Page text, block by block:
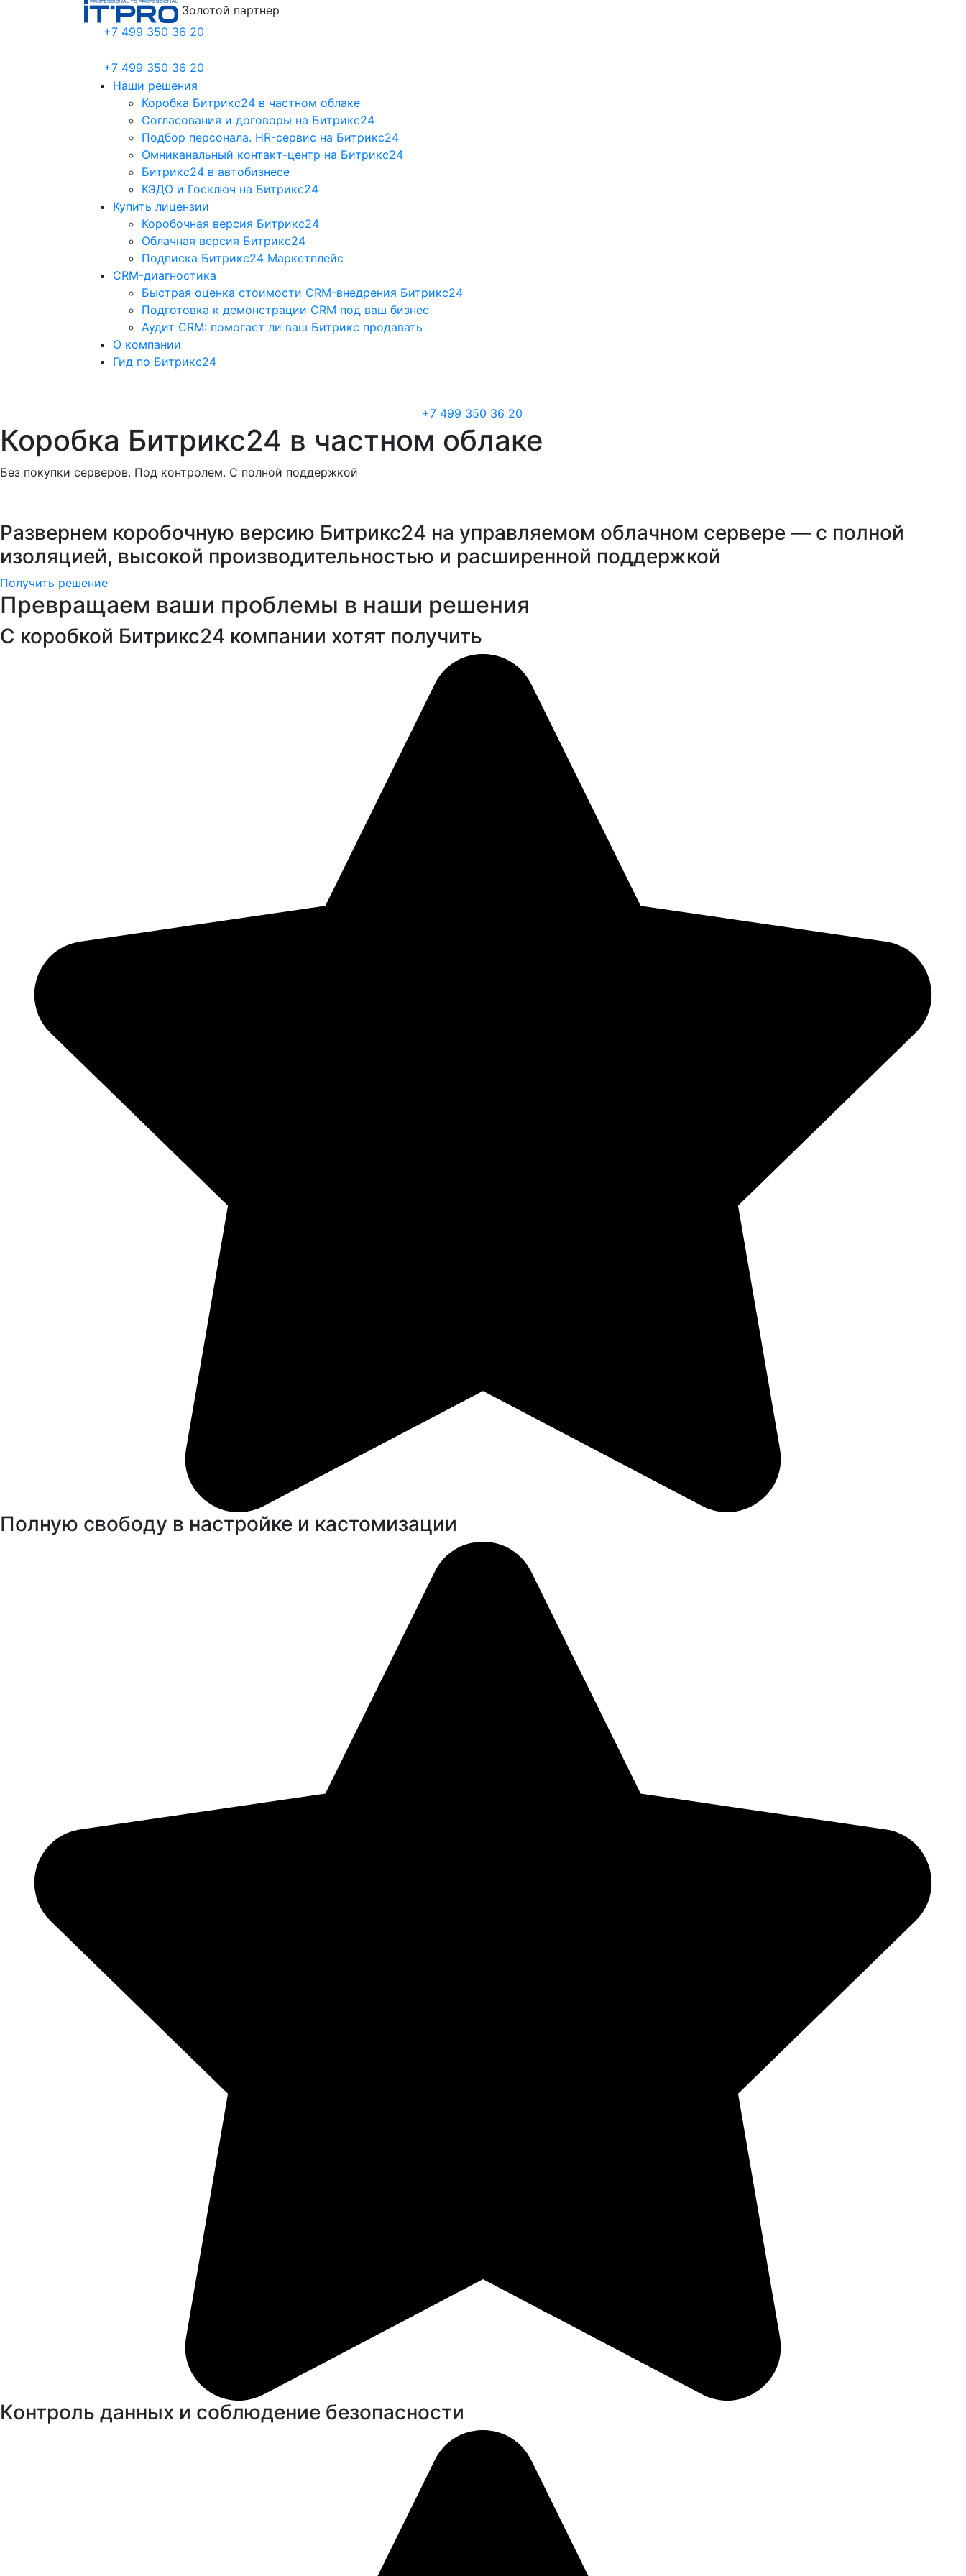
Золотой партнер
+7 499 350 36 20
+7 499 350 36 20
Наши решения
Коробка Битрикс24 в частном облаке
Согласования и договоры на Битрикс24
Подбор персонала. HR-сервис на Битрикс24
Омниканальный контакт-центр на Битрикс24
Битрикс24 в автобизнесе
КЭДО и Госключ на Битрикс24
Купить лицензии
Коробочная версия Битрикс24
Облачная версия Битрикс24
Подписка Битрикс24 Маркетплейс
CRM-диагностика
Быстрая оценка стоимости CRM-внедрения Битрикс24
Подготовка к демонстрации CRM под ваш бизнес
Аудит CRM: помогает ли ваш Битрикс продавать
О компании
Гид по Битрикс24
+7 499 350 36 20
Коробка Битрикс24 в частном облаке
Без покупки серверов. Под контролем. С полной поддержкой
Развернем коробочную версию Битрикс24 на управляемом облачном сервере — с полной
изоляцией, высокой производительностью и расширенной поддержкой
Получить решение
Превращаем ваши проблемы в наши решения
C коробкой Битрикс24 компании хотят получить
Полную свободу в настройке и кастомизации
Контроль данных и соблюдение безопасности